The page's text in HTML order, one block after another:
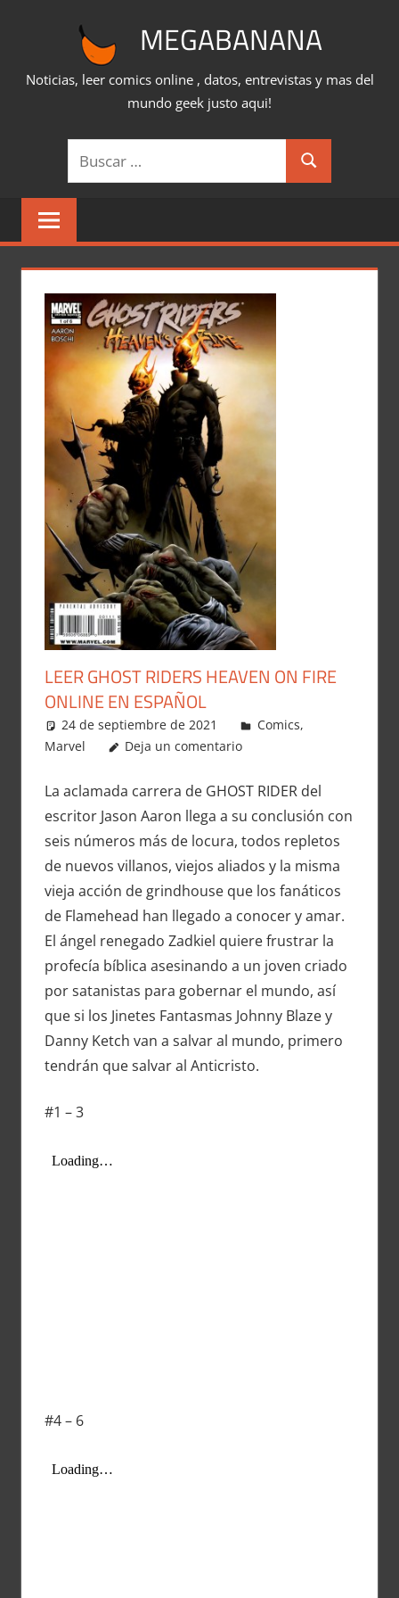
MEGABANANA
Noticias, leer comics online , datos, entrevistas y mas del
mundo geek justo aqui!
Buscar:
Buscar
LEER GHOST RIDERS HEAVEN ON FIRE
ONLINE EN ESPAÑOL
24 de septiembre de 2021 Carlitox Banana
Comics,
Marvel
Deja un comentario
La aclamada carrera de GHOST RIDER del
escritor Jason Aaron llega a su conclusión con
seis números más de locura, todos repletos
de nuevos villanos, viejos aliados y la misma
vieja acción de grindhouse que los fanáticos
de Flamehead han llegado a conocer y amar.
El ángel renegado Zadkiel quiere frustrar la
profecía bíblica asesinando a un joven criado
por satanistas para gobernar el mundo, así
que si los Jinetes Fantasmas Johnny Blaze y
Danny Ketch van a salvar al mundo, primero
tendrán que salvar al Anticristo.
#1 – 3
#4 – 6